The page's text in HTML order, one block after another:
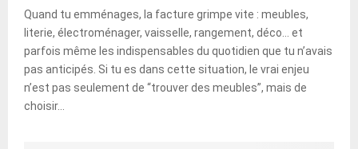
Quand tu emménages, la facture grimpe vite : meubles,
literie, électroménager, vaisselle, rangement, déco… et
parfois même les indispensables du quotidien que tu n’avais
pas anticipés. Si tu es dans cette situation, le vrai enjeu
n’est pas seulement de “trouver des meubles”, mais de
choisir...